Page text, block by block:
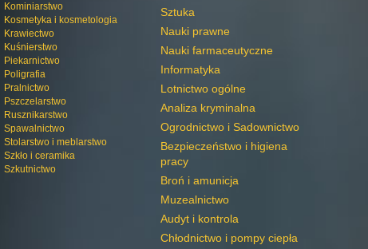
Kominiarstwo
Kosmetyka i kosmetologia
Krawiectwo
Kuśnierstwo
Piekarnictwo
Poligrafia
Pralnictwo
Pszczelarstwo
Rusznikarstwo
Spawalnictwo
Stolarstwo i meblarstwo
Szkło i ceramika
Szkutnictwo
Sztuka
Nauki prawne
Nauki farmaceutyczne
Informatyka
Lotnictwo ogólne
Analiza kryminalna
Ogrodnictwo i Sadownictwo
Bezpieczeństwo i higiena
pracy
Broń i amunicja
Muzealnictwo
Audyt i kontrola
Chłodnictwo i pompy ciepła